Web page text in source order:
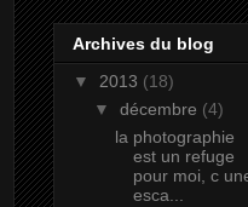
Archives du blog
▼ 2013 (18)
▼ décembre (4)
la photographie
est un refuge
pour moi, c
esca...